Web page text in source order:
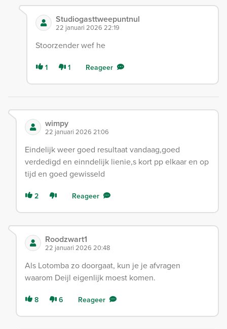
Studiogasttweepuntnul
22 januari 2026 22:19
Stoorzender wef he
1 1 Reageer
wimpy
22 januari 2026 21:06
Eindelijk weer goed resultaat vandaag,goed
verdedigd en einndelijk lienie,s kort pp elkaar en op
tijd en goed gewisseld
2 Reageer
Roodzwart1
22 januari 2026 20:48
Als Lotomba zo doorgaat, kun je je afvragen
waarom Deijl eigenlijk moest komen.
8 6 Reageer